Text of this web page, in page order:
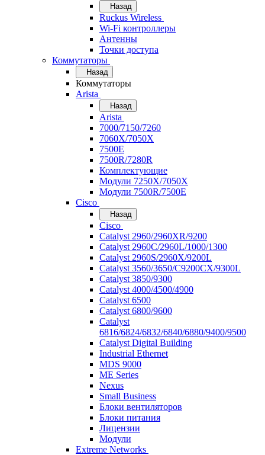
Назад
Ruckus Wireless
Wi-Fi контроллеры
Антенны
Точки доступа
Коммутаторы
Назад
Коммутаторы
Arista
Назад
Arista
7000/7150/7260
7060X/7050X
7500E
7500R/7280R
Комплектующие
Модули 7250X/7050X
Модули 7500R/7500E
Cisco
Назад
Cisco
Catalyst 2960/2960XR/9200
Catalyst 2960C/2960L/1000/1300
Catalyst 2960S/2960X/9200L
Catalyst 3560/3650/C9200CX/9300L
Catalyst 3850/9300
Catalyst 4000/4500/4900
Catalyst 6500
Catalyst 6800/9600
Catalyst
6816/6824/6832/6840/6880/9400/9500
Catalyst Digital Building
Industrial Ethernet
MDS 9000
ME Series
Nexus
Small Business
Блоки вентиляторов
Блоки питания
Лицензии
Модули
Extreme Networks